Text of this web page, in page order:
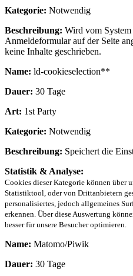
Kategorie: Notwendig
Beschreibung: Wird vom System
Anmeldeformular auf der Seite
keine Inhalte geschrieben.
Name: ld-cookieselection**
Dauer: 30 Tage
Art: 1st Party
Kategorie: Notwendig
Beschreibung: Speichert die
Statistik & Analyse:
Cookies dieser Kategorie können über
Statistiktool, oder von Drittanbietern
personalisiertes, jedoch allgemeines
erkennen. Über diese Auswertung
besser für unsere Besucher optimieren.
Name: Matomo/Piwik
Dauer: 30 Tage